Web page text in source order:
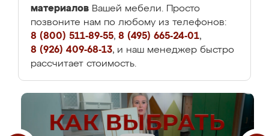
материалов Вашей мебели. Просто
позвоните нам по любому из телефонов:
8 (800) 511-89-55, 8 (495) 665-24-01,
8 (926) 409-68-13, и наш менеджер быстро
рассчитает стоимость.